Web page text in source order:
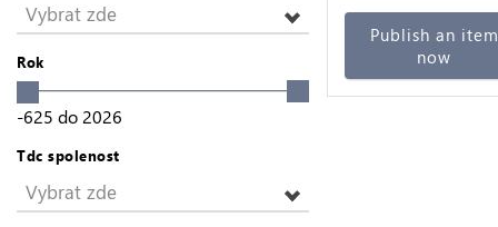
Vybrat zde
Rok
-625 do 2026
Tdc spolenost
Vybrat zde
Publish an item
now